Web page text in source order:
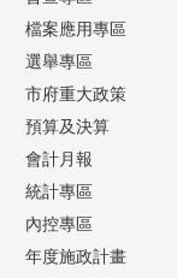
檔案應用專區
選舉專區
市府重大政策
預算及決算
會計月報
統計專區
內控專區
年度施政計畫